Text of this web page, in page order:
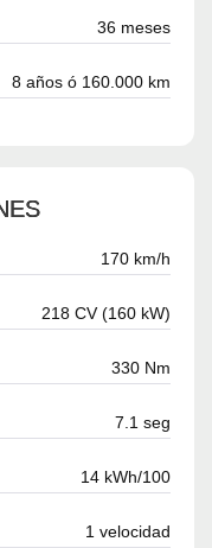
36 meses
8 años ó 160.000 km
170 km/h
218 CV (160 kW)
330 Nm
7.1 seg
14 kWh/100
1 velocidad